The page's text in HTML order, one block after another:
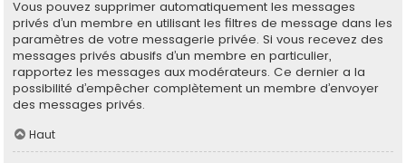
Vous pouvez supprimer automatiquement les messages
privés d’un membre en utilisant les filtres de message dans les
paramètres de votre messagerie privée. Si vous recevez des
messages privés abusifs d’un membre en particulier,
rapportez les messages aux modérateurs. Ce dernier a la
possibilité d’empêcher complètement un membre d’envoyer
des messages privés.
Haut